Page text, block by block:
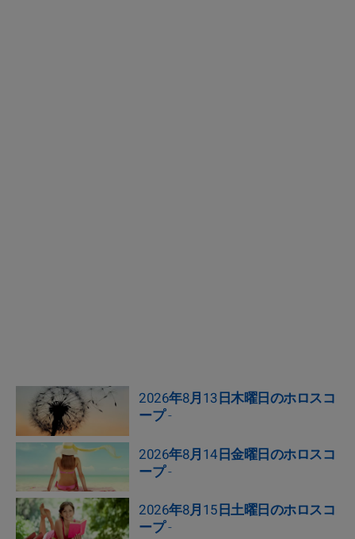
2026年8月13日木曜日のホロスコ
ープ-
2026年8月14日金曜日のホロスコ
ープ-
2026年8月15日土曜日のホロスコ
ープ-